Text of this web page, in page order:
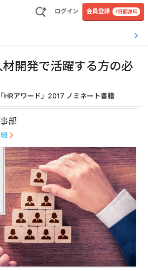
ログイン 会員登録 7日間無料
開発で活躍する方の必
HRアワード」2017 ノミネート書籍
部